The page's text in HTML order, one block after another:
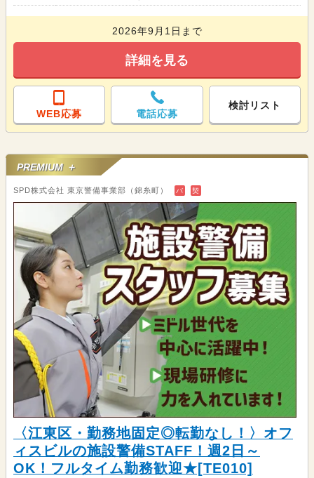
2026年9月1日まで
詳細を見る
WEB応募 電話応募
検討リスト
PREMIUM ＋
SPD株式会社 東京警備事業部（錦糸町） バ 契
〈江東区・勤務地固定◎転勤なし！〉オフ
ィスビルの施設警備STAFF！週2日～
OK！フルタイム勤務歓迎★[TE010]